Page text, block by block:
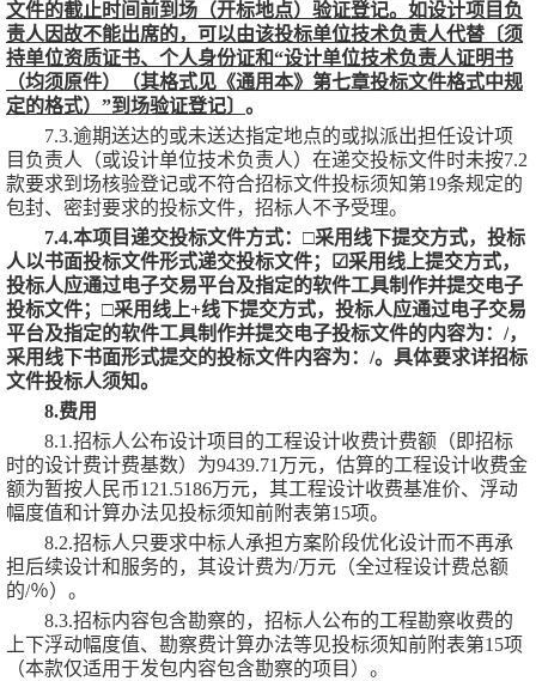
文件的截止时间前到场（开标地点）验证登记。如设计项目负
责人因故不能出席的，可以由该投标单位技术负责人代替〔须
持单位资质证书、个人身份证和“设计单位技术负责人证明书
（均须原件）（其格式见《通用本》第七章投标文件格式中规
定的格式）”到场验证登记〕 。
7.3.逾期送达的或未送达指定地点的或拟派出担任设计项
目负责人（或设计单位技术负责人）在递交投标文件时未按7.2
款要求到场核验登记或不符合招标文件投标须知第19条规定的
包封、密封要求的投标文件，招标人不予受理。
7.4.本项目递交投标文件方式： □采用线下提交方式，投标
人以书面投标文件形式递交投标文件；
☑采用线上提交方式，
投标人应通过电子交易平台及指定的软件工具制作并提交电子
投标文件； □采用线上+线下提交方式，投标人应通过电子交易
平台及指定的软件工具制作并提交电子投标文件的内容为： /，
采用线下书面形式提交的投标文件内容为： /。具体要求详招标
文件投标人须知。
8.费用
8.1.招标人公布设计项目的工程设计收费计费额（即招标
时的设计费计费基数）为9439.71万元，估算的工程设计收费金
额为暂按人民币121.5186万元，其工程设计收费基准价、浮动
幅度值和计算办法见投标须知前附表第15项。
8.2.招标人只要求中标人承担方案阶段优化设计而不再承
担后续设计和服务的，其设计费为/万元（全过程设计费总额
的/％）。
8.3.招标内容包含勘察的，招标人公布的工程勘察收费的
上下浮动幅度值、勘察费计算办法等见投标须知前附表第15项
（本款仅适用于发包内容包含勘察的项目）。